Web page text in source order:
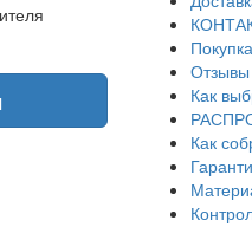
Отзывы
Как
Как